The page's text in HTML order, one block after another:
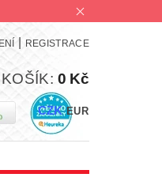
REGISTRACE
CZK EUR
KOŠÍK: 0 Kč